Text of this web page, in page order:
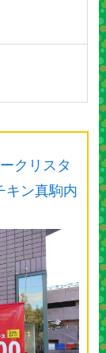
クリスタ
キン真駒内